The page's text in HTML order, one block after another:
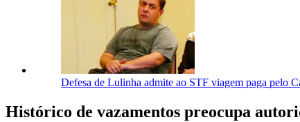
Defesa de Lulinha admite ao STF viagem paga pelo
Histórico de vazamentos preocupa